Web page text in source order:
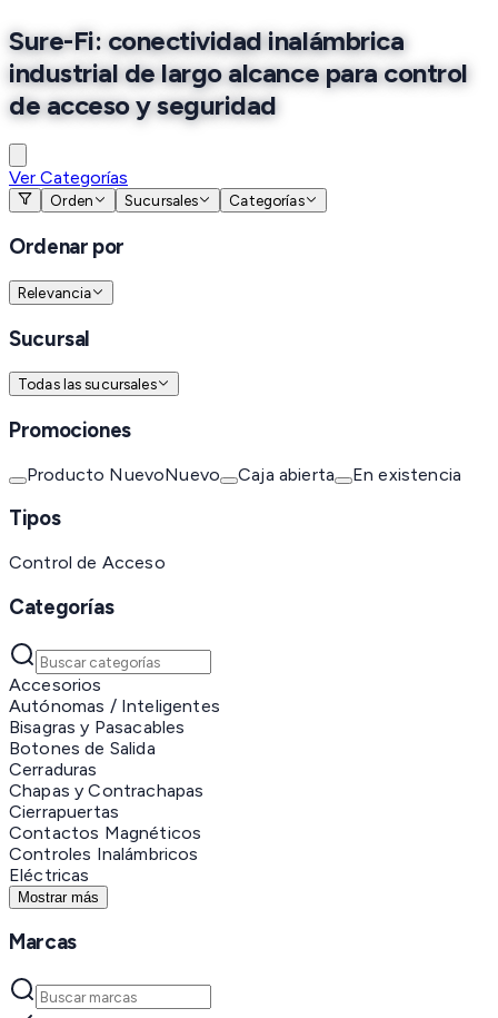
Sure-Fi: conectividad inalámbrica
industrial de largo alcance para control
de acceso y seguridad
Ver Categorías
Orden Sucursales Categorías
Ordenar por
Relevancia
Sucursal
Todas las sucursales
Promociones
Producto NuevoNuevo Caja abierta En existencia
Tipos
Control de Acceso
Categorías
Accesorios
Autónomas / Inteligentes
Bisagras y Pasacables
Botones de Salida
Cerraduras
Chapas y Contrachapas
Cierrapuertas
Contactos Magnéticos
Controles Inalámbricos
Eléctricas
Mostrar más
Marcas